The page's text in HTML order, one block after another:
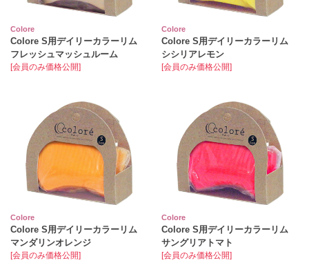
Colore
Colore S用デイリーカラーリム
フレッシュマッシュルーム
[会員のみ価格公開]
Colore
Colore S用デイリーカラーリム
シシリアレモン
[会員のみ価格公開]
Colore
Colore S用デイリーカラーリム
マンダリンオレンジ
[会員のみ価格公開]
Colore
Colore S用デイリーカラーリム
サングリアトマト
[会員のみ価格公開]